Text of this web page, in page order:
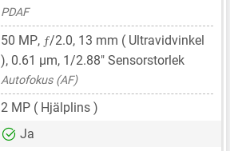
PDAF
50 MP, ƒ/2.0, 13 mm ( Ultravidvinkel
), 0.61 μm, 1/2.88" Sensorstorlek
Autofokus (AF)
2 MP ( Hjälplins )
Ja